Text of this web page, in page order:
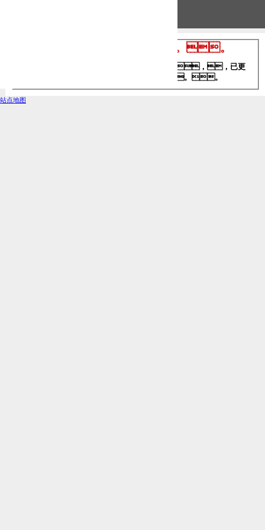
404 - 找不到文件或目录。。
您要查找的资源可能已被删除，，，，已更
改名称或者暂时不可用。。。。
站点地图